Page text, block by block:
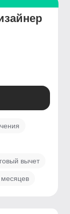
вычет